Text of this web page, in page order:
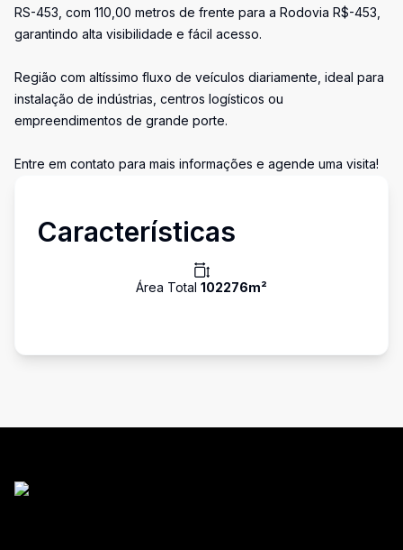
RS-453, com 110,00 metros de frente para a Rodovia R$-453,
garantindo alta visibilidade e fácil acesso.
Região com altíssimo fluxo de veículos diariamente, ideal para
instalação de indústrias, centros logísticos ou
empreendimentos de grande porte.
Entre em contato para mais informações e agende uma visita!
Características
Área Total 102276m²